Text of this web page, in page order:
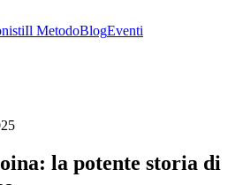
Il MetodoBlogEventi
la potente storia di